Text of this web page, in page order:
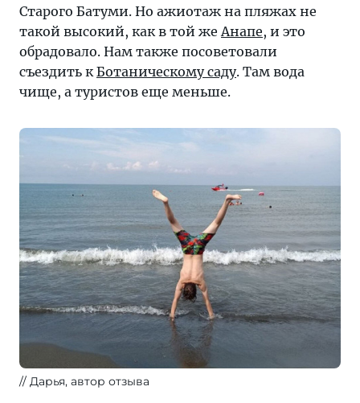
Старого Батуми. Но ажиотаж на пляжах не
такой высокий, как в той же Анапе, и это
обрадовало. Нам также посоветовали
съездить к Ботаническому саду. Там вода
чище, а туристов еще меньше.
Дарья, автор отзыва